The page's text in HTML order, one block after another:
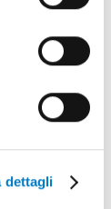
dettagli